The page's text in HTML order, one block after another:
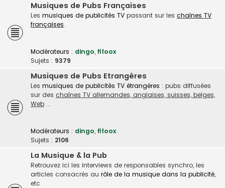
Musiques de Pubs Françaises
Les musiques de publicités TV passant sur les chaînes TV
françaises.
Modérateurs : dingo, fifoox
Sujets : 9379
Musiques de Pubs Etrangères
Les musiques de publicités TV étrangères : pubs diffusées
sur des chaînes TV allemandes, anglaises, suisses, belges,
Web ...
Modérateurs : dingo, fifoox
Sujets : 2106
La Musique & la Pub
Retrouvez ici les interviews de responsables synchro, les
articles consacrés au rôle de la musique dans la publicité,
etc